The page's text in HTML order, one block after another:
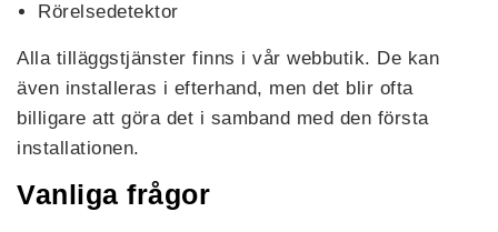
Rörelsedetektor
Alla tilläggstjänster finns i vår webbutik. De kan
även installeras i efterhand, men det blir ofta
billigare att göra det i samband med den första
installationen.
Vanliga frågor